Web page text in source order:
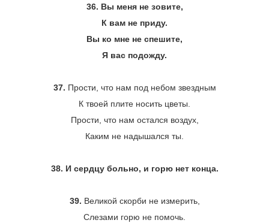
36. Вы меня не зовите,
К вам не приду.
Вы ко мне не спешите,
Я вас подожду.
37. Прости, что нам под небом звездным
К твоей плите носить цветы.
Прости, что нам остался воздух,
Каким не надышался ты.
38. И сердцу больно, и горю нет конца.
39. Великой скорби не измерить,
Слезами горю не помочь.